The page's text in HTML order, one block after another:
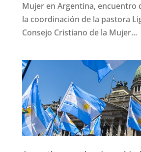
Mujer en Argentina, encuentro
la coordinación de la pastora
Consejo Cristiano de la Mujer...